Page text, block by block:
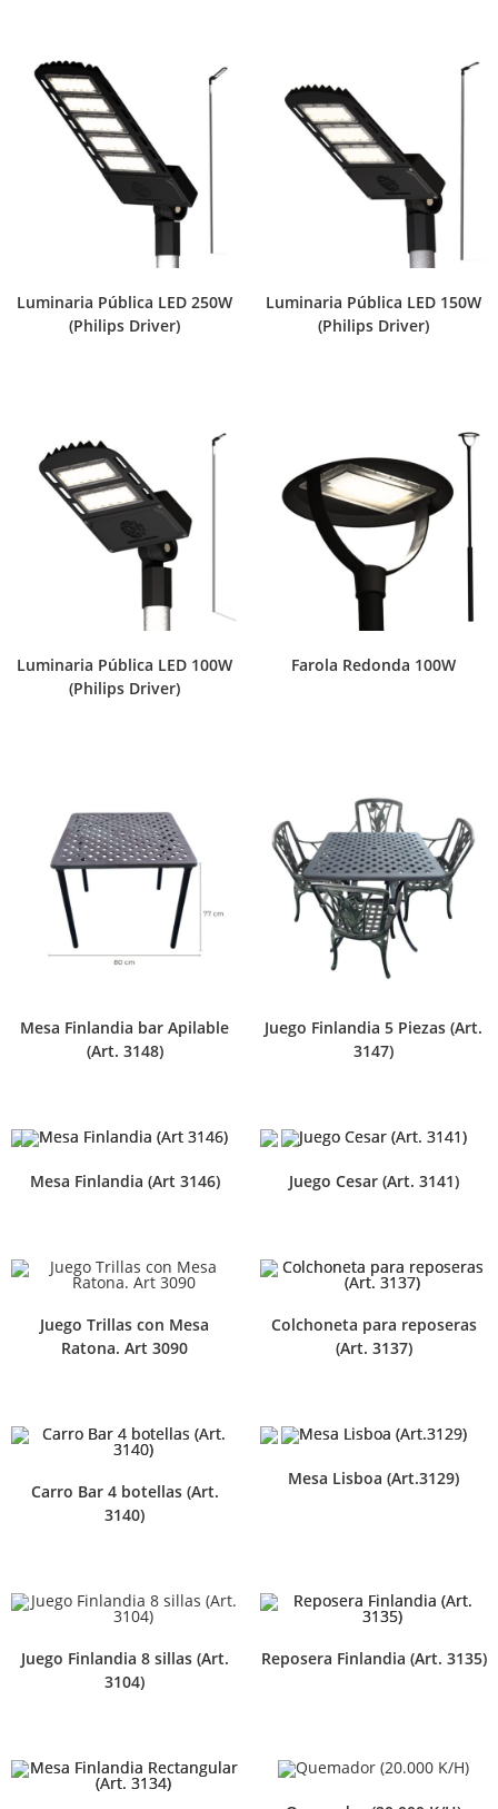
Luminaria Pública LED 250W
(Philips Driver)
Luminaria Pública LED 150W
(Philips Driver)
Luminaria Pública LED 100W
(Philips Driver)
Farola Redonda 100W
Mesa Finlandia bar Apilable
(Art. 3148)
Juego Finlandia 5 Piezas (Art.
3147)
Mesa Finlandia (Art 3146) Juego Cesar (Art. 3141)
Juego Trillas con Mesa
Ratona. Art 3090
Colchoneta para reposeras
(Art. 3137)
Carro Bar 4 botellas (Art.
3140)
Mesa Lisboa (Art.3129)
Juego Finlandia 8 sillas (Art.
3104)
Reposera Finlandia (Art. 3135)